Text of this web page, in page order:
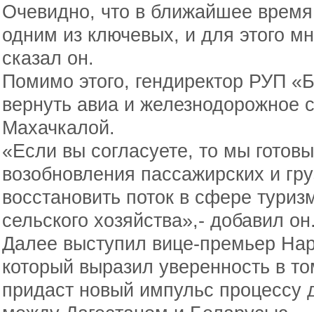
Очевидно, что в ближайшее
одним из ключевых, и для этого
сказал он.
Помимо этого, гендиректор РУП
вернуть авиа и
Махачкалой.
«Если вы согласуете, то мы
возобновления пассажирских и
восстановить поток в сфере
сельского хозяйства»,- добавил
Далее выступил вице-премьер
который выразил уверенность в
придаст новый импульс процессу